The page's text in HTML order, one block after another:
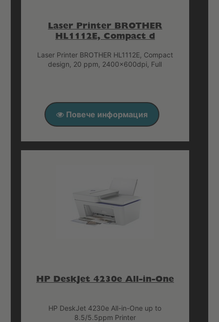
Laser Printer BROTHER
HL1112E, Compact d
Laser Printer BROTHER HL1112E, Compact
design, 20 ppm, 2400x600dpi, Full
Повече информация
HP DeskJet 4230e All-in-One
HP DeskJet 4230e All-in-One up to
8.5/5.5ppm Printer